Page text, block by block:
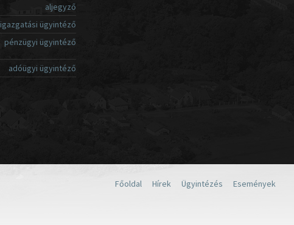
aljegyző
igazgatási ügyintéző
pénzügyi ügyintéző
adóügyi ügyintéző
Főoldal Hírek Ügyintézés Események